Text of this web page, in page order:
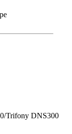
Trifony DNS300